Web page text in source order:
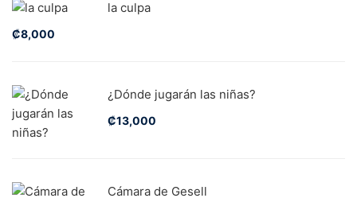
la culpa
₡8,000
¿Dónde jugarán las niñas?
₡13,000
Cámara de Gesell